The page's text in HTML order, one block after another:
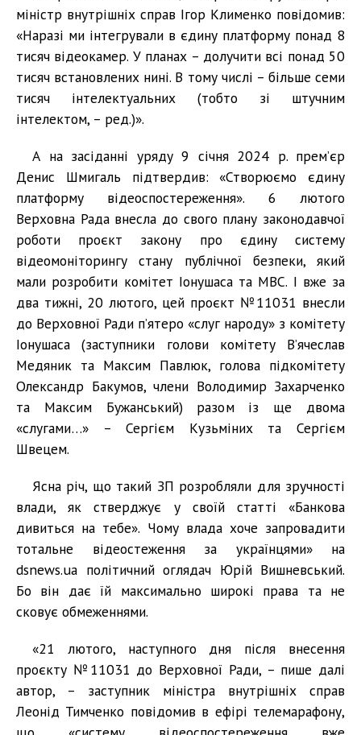
міністр внутрішніх справ Ігор Клименко повідомив:
«Наразі ми інтегрували в єдину платформу понад 8
тисяч відеокамер. У планах – долучити всі понад 50
тисяч встановлених нині. В тому числі – більше семи
тисяч інтелектуальних (тобто зі штучним
інтелектом, – ред.)».
А на засіданні уряду 9 січня 2024 р. прем’єр
Денис Шмигаль підтвердив: «Створюємо єдину
платформу відеоспостереження». 6 лютого
Верховна Рада внесла до свого плану законодавчої
роботи проєкт закону про єдину систему
відеомоніторингу стану публічної безпеки, який
мали розробити комітет Іонушаса та МВС. І вже за
два тижні, 20 лютого, цей проєкт №11031 внесли
до Верховної Ради п’ятеро «слуг народу» з комітету
Іонушаса (заступники голови комітету В’ячеслав
Медяник та Максим Павлюк, голова підкомітету
Олександр Бакумов, члени Володимир Захарченко
та Максим Бужанський) разом із ще двома
«слугами…» – Сергієм Кузьміних та Сергієм
Швецем.
Ясна річ, що такий ЗП розробляли для зручності
влади, як стверджує у своїй статті «Банкова
дивиться на тебе». Чому влада хоче запровадити
тотальне відеостеження за українцями» на
dsnews.ua політичний оглядач Юрій Вишневський.
Бо він дає їй максимально широкі права та не
сковує обмеженнями.
«21 лютого, наступного дня після внесення
проєкту №11031 до Верховної Ради, – пише далі
автор, – заступник міністра внутрішніх справ
Леонід Тимченко повідомив в ефірі телемарафону,